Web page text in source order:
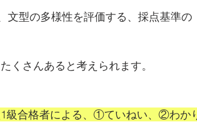
文型の多様性を評価する、採点基準の
くさんあると考えられます。
級合格者による、①ていねい、②わか